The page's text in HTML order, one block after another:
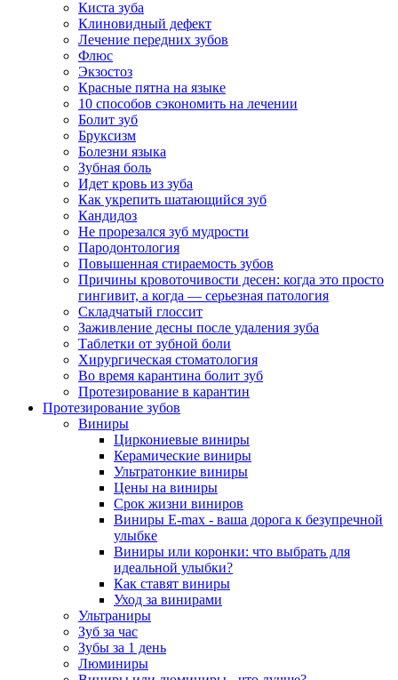
Киста зуба
Клиновидный дефект
Лечение передних зубов
Флюс
Экзостоз
Красные пятна на языке
10 способов сэкономить на лечении
Болит зуб
Бруксизм
Болезни языка
Зубная боль
Идет кровь из зуба
Как укрепить шатающийся зуб
Кандидоз
Не прорезался зуб мудрости
Пародонтология
Повышенная стираемость зубов
Причины кровоточивости десен: когда это просто
гингивит, а когда — серьезная патология
Складчатый глоссит
Заживление десны после удаления зуба
Таблетки от зубной боли
Хирургическая стоматология
Во время карантина болит зуб
Протезирование в карантин
Протезирование зубов
Виниры
Циркониевые виниры
Керамические виниры
Ультратонкие виниры
Цены на виниры
Срок жизни виниров
Виниры E-max - ваша дорога к безупречной
улыбке
Виниры или коронки: что выбрать для
идеальной улыбки?
Как ставят виниры
Уход за винирами
Ультраниры
Зуб за час
Зубы за 1 день
Люминиры